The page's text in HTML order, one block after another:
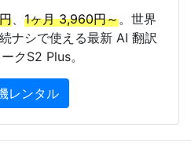
、 1ヶ月 3,960円～。世界
ナシで使える最新 AI 翻訳
クS2 Plus。
レンタル